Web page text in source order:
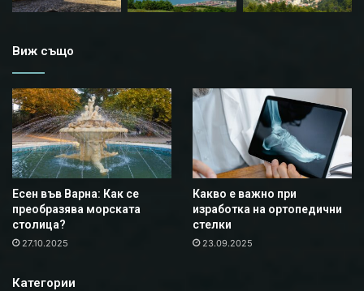
Виж също
Есен във Варна: Как се
преобразява морската
столица?
27.10.2025
Какво е важно при
изработка на ортопедични
стелки
23.09.2025
Категории